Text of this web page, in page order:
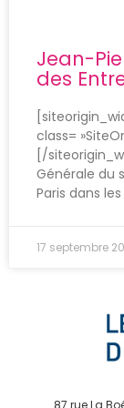
Jean-
des
class=
[/
Générale du
Paris dans
17 septembre
87 rue La